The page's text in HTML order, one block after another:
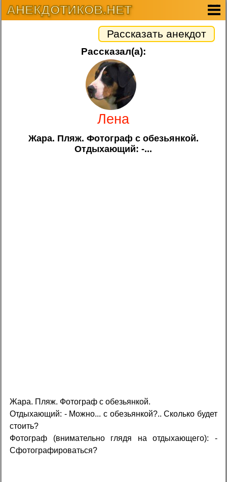
АНЕКДОТИКОВ.НЕТ
Рассказать анекдот
Рассказал(а):
Лена
Жара. Пляж. Фотограф с обезьянкой.
Отдыхающий: -...
Жара. Пляж. Фотограф с обезьянкой.
Отдыхающий: - Можно... с обезьянкой?.. Сколько будет
стоить?
Фотограф (внимательно глядя на отдыхающего): -
Сфотографироваться?